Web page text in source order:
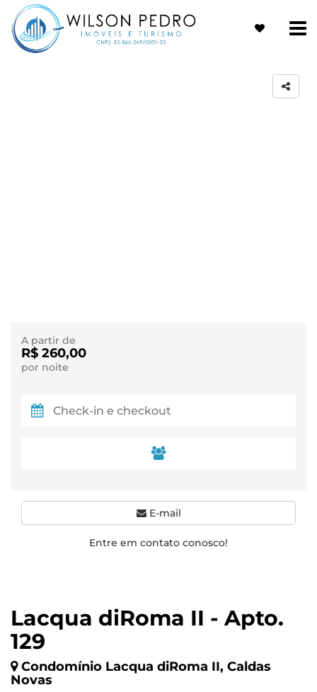
Lacqua diRoma II - Apto.
129
Condomínio Lacqua diRoma II, Caldas
Novas
A partir de
R$ 260,00
por noite
E-mail
Entre em contato conosco!